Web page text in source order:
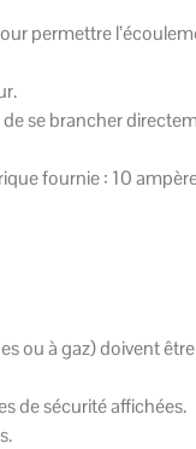
permettre
se brancher
fournie : 10
ou à gaz) doivent
de sécurité affichées.